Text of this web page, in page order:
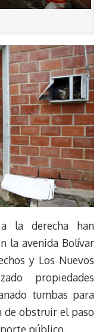
a la derecha han
la avenida Bolívar
y Los Nuevos
propiedades
tumbas para
de obstruir el paso
público.